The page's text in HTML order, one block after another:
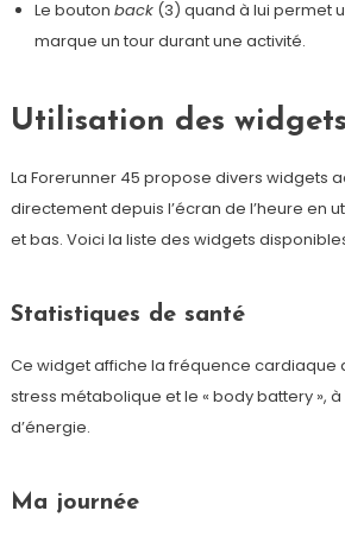
Le bouton back(3) quand à lui permet
marque un tour durant une activité.
Utilisation des widgets
La Forerunner 45 propose divers widgets
directement depuis l’écran de l’heure en
et bas. Voici la liste des widgets
Statistiques de santé
Ce widget affiche la fréquence cardiaque
stress métabolique et le « body battery »,
d’énergie.
Ma journée